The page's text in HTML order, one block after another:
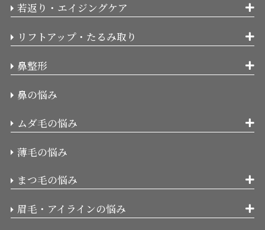
若返り・エイジングケア
リフトアップ・たるみ取り
鼻整形
鼻の悩み
ムダ毛の悩み
薄毛の悩み
まつ毛の悩み
眉毛・アイラインの悩み